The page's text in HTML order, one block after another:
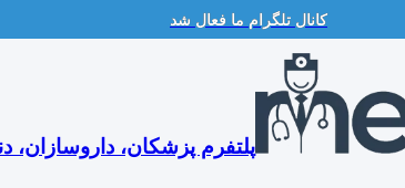
کانال تلگرام ما فعال شد
پلتفرم پزشکان، داروسازان،